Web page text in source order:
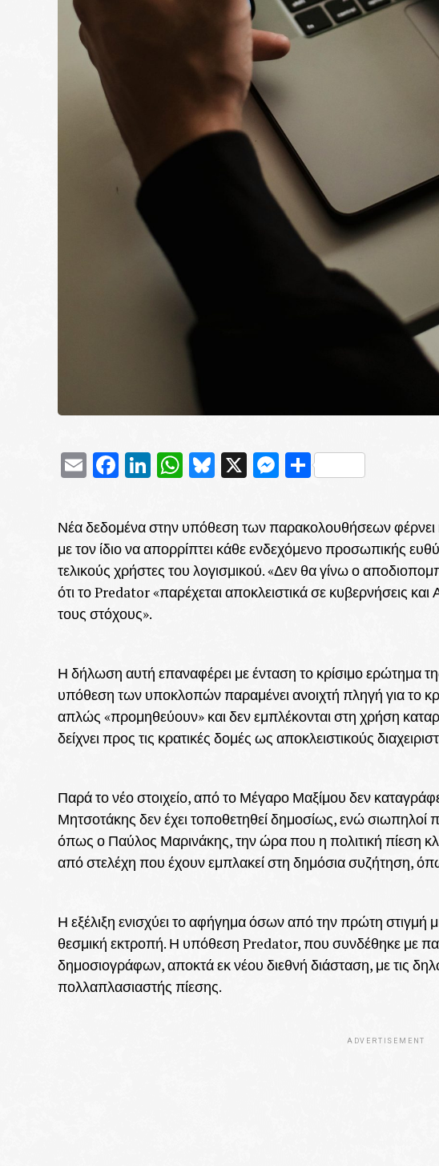
EmailFacebook
LinkedIn
WhatsApp
Bluesky
X Messenger
Νέα δεδομένα στην υπόθεση των παρακολουθήσεων φέρνει
με τον ίδιο να απορρίπτει κάθε ενδεχόμενο προσωπικής
τελικούς χρήστες του λογισμικού. «Δεν θα γίνω ο
ότι το Predator «παρέχεται αποκλειστικά σε κυβερνήσεις
τους στόχους».
Η δήλωση αυτή επαναφέρει με ένταση το κρίσιμο ερώτημα
υπόθεση των υποκλοπών παραμένει ανοιχτή πληγή για το
απλώς «προμηθεύουν» και δεν εμπλέκονται στη χρήση
δείχνει προς τις κρατικές δομές ως αποκλειστικούς
Παρά το νέο στοιχείο, από το Μέγαρο Μαξίμου δεν
Μητσοτάκης δεν έχει τοποθετηθεί δημοσίως, ενώ σιωπηλοί
όπως ο Παύλος Μαρινάκης, την ώρα που η πολιτική πίεση
από στελέχη που έχουν εμπλακεί στη δημόσια συζήτηση,
Η εξέλιξη ενισχύει το αφήγημα όσων από την πρώτη στιγμή
θεσμική εκτροπή. Η υπόθεση Predator, που συνδέθηκε με
δημοσιογράφων, αποκτά εκ νέου διεθνή διάσταση, με τις
πολλαπλασιαστής πίεσης.
ADVERTISEMENT